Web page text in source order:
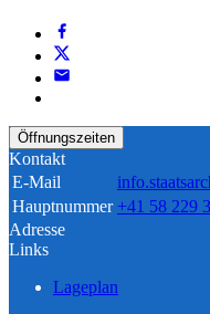
Öffnungszeiten
Kontakt
E-Mail
Hauptnummer +41 58 229
Adresse
Links
Lageplan